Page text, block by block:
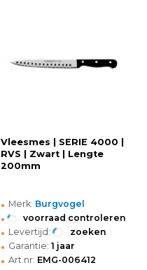
Vleesmes | SERIE 4000 |
RVS | Zwart | Lengte
200mm
• Merk: Burgvogel
• voorraad controleren
• Levertijd: zoeken
• Garantie: 1 jaar
• Art.nr: EMG-006412